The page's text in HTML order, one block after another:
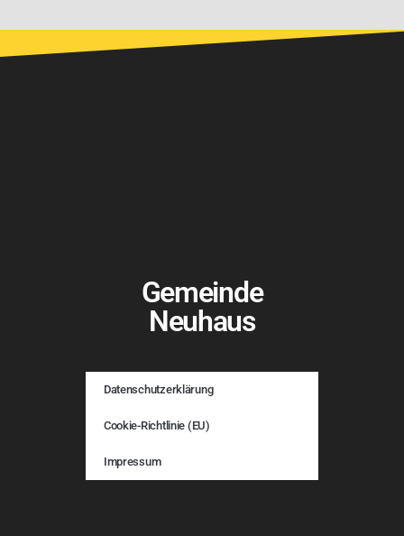
Gemeinde
Neuhaus
Datenschutzerklärung
Cookie-Richtlinie (EU)
Impressum